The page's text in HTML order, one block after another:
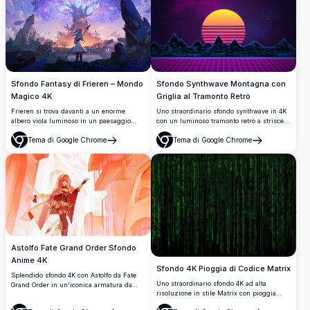
stile fumetto.
Sfondo Fantasy di Frieren – Mondo
Magico 4K
Frieren si trova davanti a un enorme
albero viola luminoso in un paesaggio
fantasy mozzafiato. Tenendo il suo
bastone, l'elfa dai capelli argentati
contempla un tramonto radioso circondata
da antiche rovine e farfalle danzanti.
Tema di Google Chrome
Apri
Sfondo Synthwave Montagna con
Griglia al Tramonto Retrò
Uno straordinario sfondo synthwave in 4K
con un luminoso tramonto retrò a strisce
orizzontali, montagne neon low-poly, un
pavimento a griglia rosa e un cielo viola
stellato. Perfetto per sfondi desktop.
Tema di Google Chrome
Apri
Astolfo Fate Grand Order Sfondo
Anime 4K
Splendido sfondo 4K con Astolfo da Fate
Grand Order in un'iconica armatura da
in un luminoso paesaggio urbano
Sfondo 4K Pioggia di Codice Matrix
Uno straordinario sfondo 4K ad alta
risoluzione in stile Matrix con pioggia
digitale a cascata, caratteri e simboli verdi